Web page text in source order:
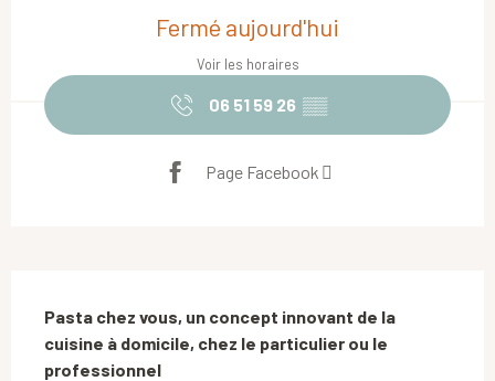
Fermé aujourd'hui
Voir les horaires
06 51 59 26 ▒▒
Page Facebook
Pasta chez vous, un concept innovant de la
cuisine à domicile, chez le particulier ou le
professionnel